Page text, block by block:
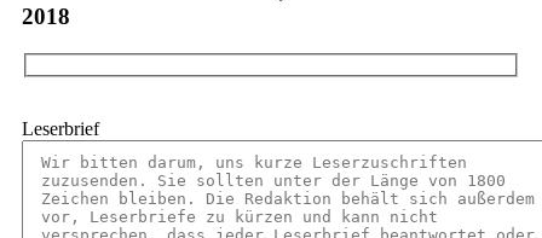
2018
Leserbrief